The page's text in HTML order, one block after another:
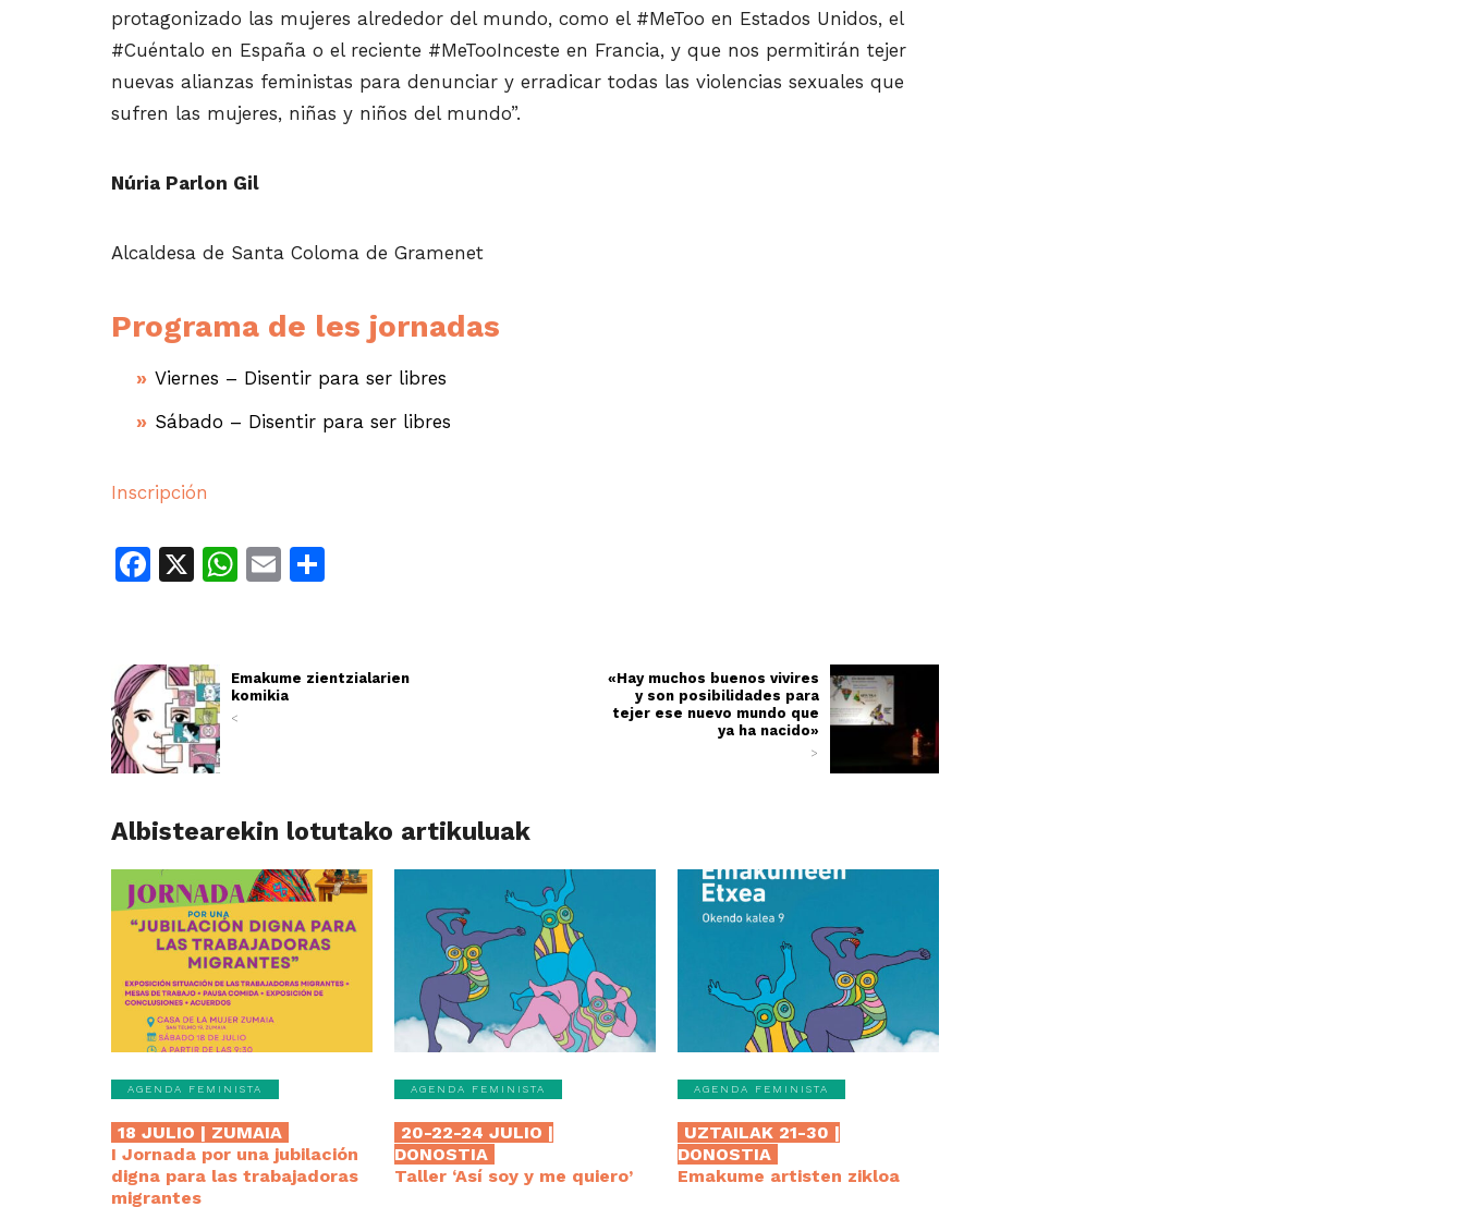
protagonizado las mujeres alrededor del mundo, como el #MeToo en Estados Unidos, el
#Cuéntalo en España o el reciente #MeTooInceste en Francia, y que nos permitirán tejer
nuevas alianzas feministas para denunciar y erradicar todas las violencias sexuales que
sufren las mujeres, niñas y niños del mundo”.
Núria Parlon Gil
Alcaldesa de Santa Coloma de Gramenet
Programa de les jornadas
Viernes – Disentir para ser libres
Sábado – Disentir para ser libres
Inscripción
Facebook
X WhatsApp
Email
Emakume zientzialarien
komikia
<
«Hay muchos buenos vivires
y son posibilidades para
tejer ese nuevo mundo que
ya ha nacido»
>
Albistearekin lotutako artikuluak
AGENDA FEMINISTA
18 JULIO | ZUMAIA
I Jornada por una jubilación
digna para las trabajadoras
migrantes
AGENDA FEMINISTA
20-22-24 JULIO |
DONOSTIA
Taller ‘Así soy y me quiero’
AGENDA FEMINISTA
UZTAILAK 21-30 |
DONOSTIA
Emakume artisten zikloa